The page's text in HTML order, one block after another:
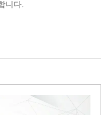
니다.